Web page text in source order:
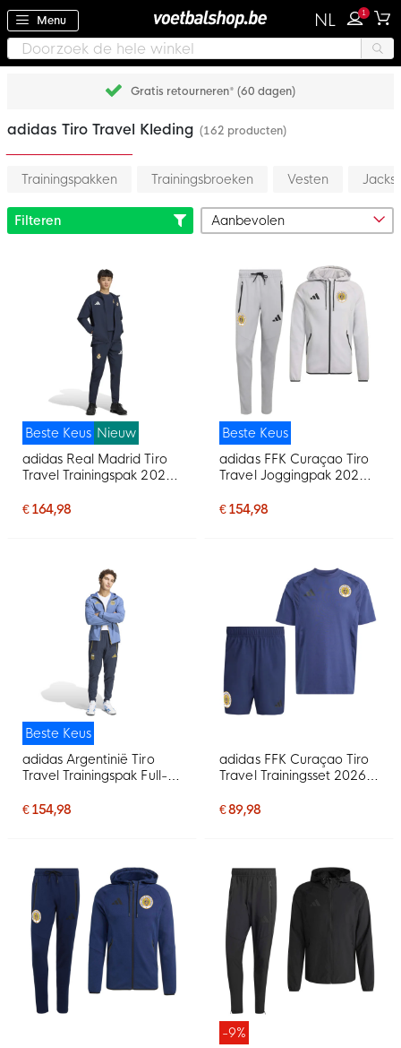
Menu NL 1
Gratis retourneren* (60 dagen)
adidas Tiro Travel Kleding (162 producten)
Trainingspakken Trainingsbroeken Vesten Jacks
Filteren
Beste Keus Nieuw
adidas Real Madrid Tiro
Travel Trainingspak 2026-
€ 164,98
Beste Keus
adidas FFK Curaçao Tiro
Travel Joggingpak 2026-
€ 154,98
Beste Keus
adidas Argentinië Tiro
Travel Trainingspak Full-
Donkerblauw Goud
€ 154,98
adidas FFK Curaçao Tiro
Travel Trainingsset 2026-
€ 89,98
-9%